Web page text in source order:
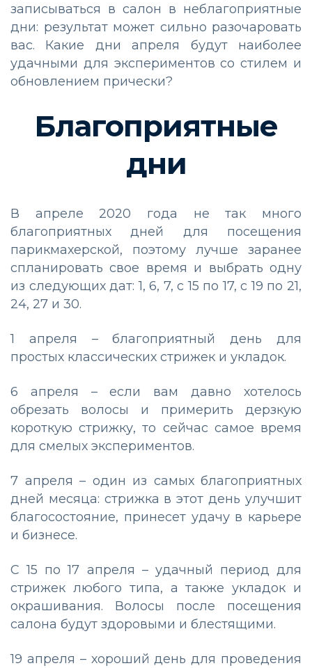
записываться в салон в неблагоприятные
дни: результат может сильно разочаровать
вас. Какие дни апреля будут наиболее
удачными для экспериментов со стилем и
обновлением прически?
Благоприятные
дни
В апреле 2020 года не так много
благоприятных дней для посещения
парикмахерской, поэтому лучше заранее
спланировать свое время и выбрать одну
из следующих дат: 1, 6, 7, с 15 по 17, с 19 по 21,
24, 27 и 30.
1 апреля – благоприятный день для
простых классических стрижек и укладок.
6 апреля – если вам давно хотелось
обрезать волосы и примерить дерзкую
короткую стрижку, то сейчас самое время
для смелых экспериментов.
7 апреля – один из самых благоприятных
дней месяца: стрижка в этот день улучшит
благосостояние, принесет удачу в карьере
и бизнесе.
С 15 по 17 апреля – удачный период для
стрижек любого типа, а также укладок и
окрашивания. Волосы после посещения
салона будут здоровыми и блестящими.
19 апреля – хороший день для проведения